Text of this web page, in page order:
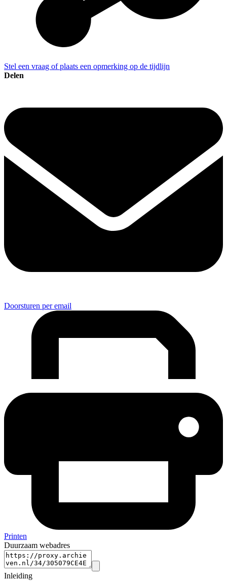
Stel een vraag of plaats een opmerking op de tijdlijn
Delen
Doorsturen per email
Printen
Duurzaam webadres
Inleiding